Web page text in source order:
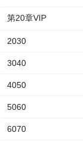
第20章VIP
2030
3040
4050
5060
6070